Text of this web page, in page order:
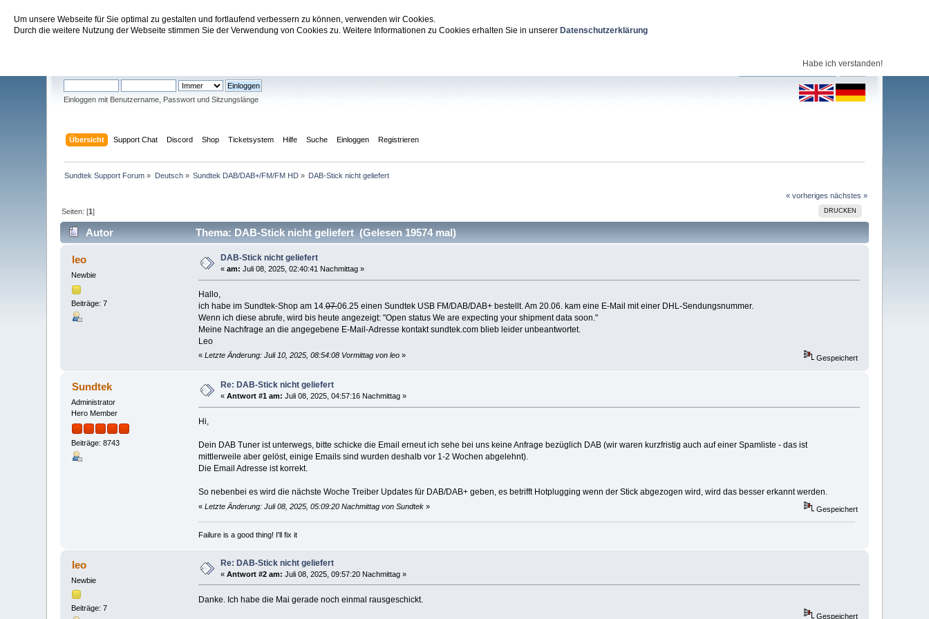
Um unsere Webseite für Sie optimal zu gestalten und fortlaufend verbessern zu können, verwenden wir Cookies.
Durch die weitere Nutzung der Webseite stimmen Sie der Verwendung von Cookies zu. Weitere Informationen zu Cookies erhalten Sie in unserer Datenschutzerklärung
Habe ich verstanden!
Sundtek Support Forum
Einloggen mit Benutzername, Passwort und Sitzungslänge
Übersicht Support Chat Discord Shop Ticketsystem Hilfe Suche Einloggen Registrieren
Sundtek Support Forum » Deutsch» Sundtek DAB/DAB+/FM/FM HD » DAB-Stick nicht geliefert
« vorheriges nächstes »
DRUCKEN
Seiten: [1]
Autor Thema: DAB-Stick nicht geliefert (Gelesen 19574 mal)
leo
Newbie
Beiträge: 7
DAB-Stick nicht geliefert
«am: Juli 08, 2025, 02:40:41 Nachmittag »
Hallo,
ich habe im Sundtek-Shop am 14.07.06.25 einen Sundtek USB FM/DAB/DAB+ bestellt. Am 20.06. kam eine E-Mail mit einer DHL-Sendungsnummer.
Wenn ich diese abrufe, wird bis heute angezeigt: "Open status We are expecting your shipment data soon."
Meine Nachfrage an die angegebene E-Mail-Adresse kontakt sundtek.com blieb leider unbeantwortet.
Leo
« Letzte Änderung: Juli 10, 2025, 08:54:08 Vormittag von leo» Gespeichert
Sundtek
Administrator
Hero Member
Beiträge: 8743
Re: DAB-Stick nicht geliefert
«Antwort #1 am: Juli 08, 2025, 04:57:16 Nachmittag »
Hi,
Dein DAB Tuner ist unterwegs, bitte schicke die Email erneut ich sehe bei uns keine Anfrage bezüglich DAB (wir waren kurzfristig auch auf einer Spamliste - das ist
mittlerweile aber gelöst, einige Emails sind wurden deshalb vor 1-2 Wochen abgelehnt).
Die Email Adresse ist korrekt.
So nebenbei es wird die nächste Woche Treiber Updates für DAB/DAB+ geben, es betrifft Hotplugging wenn der Stick abgezogen wird, wird das besser erkannt werden.
« Letzte Änderung: Juli 08, 2025, 05:09:20 Nachmittag von Sundtek» Gespeichert
Failure is a good thing! I'll fix it
leo
Newbie
Beiträge: 7
Re: DAB-Stick nicht geliefert
«Antwort #2 am: Juli 08, 2025, 09:57:20 Nachmittag »
Danke. Ich habe die Mai gerade noch einmal rausgeschickt.
Gespeichert